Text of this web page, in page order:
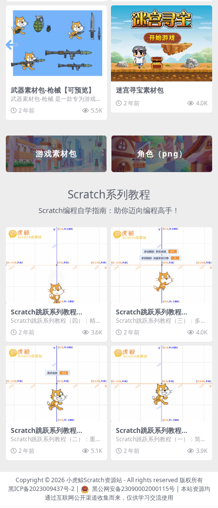
武器素材包-枪械【可预览】
武器素材包-枪械 是一款专为游戏开
发者和创作者设计的素材包，包含
多种高质量的枪械...
2 年前 5.5K
迷宫寻宝素材包
2 年前 4.0K
游戏素材包 角色（png）
Scratch系列教程
Scratch编程自学指南：助你迈向编程高手！
Scratch跳跃系列教程
（四）：精准着陆
Scratch跳跃系列教程（四）：精准
着陆 作者：小虎鲸Scratch资源站
... 2 年前 3.6K
Scratch跳跃系列教程
（三）：多段跳跃
Scratch跳跃系列教程（三）：多段
跳跃 作者：小虎鲸Scratch资源站
连...2 年前 4.0K
Scratch跳跃系列教程
（二）：重力跳跃
Scratch跳跃系列教程（二）：重力
跳跃 作者：小虎鲸Scratch资源站
按...2 年前 5.1K
Scratch跳跃系列教程
（一）：简单跳跃
Scratch跳跃系列教程（一）：简单
跳跃 作者：小虎鲸Scratch资源站
按...2 年前 3.9K
Copyright © 2026小虎鲸Scratch资源站- All rights reserved 版权所有
黑ICP备2023009437号-2| 黑公网安备23090002000115号| 本站资源均
通过互联网公开渠道收集而来，仅供学习交流使用